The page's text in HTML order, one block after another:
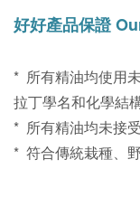
好好產品保證
* 所有精油均使用
拉丁學名和化學結
* 所有精油均未接
* 符合傳統栽種、